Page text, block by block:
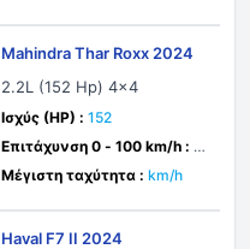
Mahindra Thar Roxx 2024
2.2L (152 Hp) 4x4
Ισχύς (HP) : 152
Επιτάχυνση 0 - 100 km/h : δε
υτ.
Μέγιστη ταχύτητα : km/h
Haval F7 II 2024